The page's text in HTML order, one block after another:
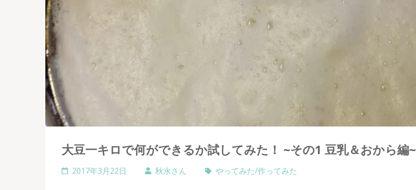
大豆一キロで何ができるか試してみた！ ~その1 豆乳＆おから編~
2017年3月22日 秋永さん やってみた/作ってみた